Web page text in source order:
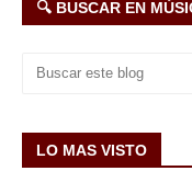
🔍 BUSCAR EN
LO MAS VISTO